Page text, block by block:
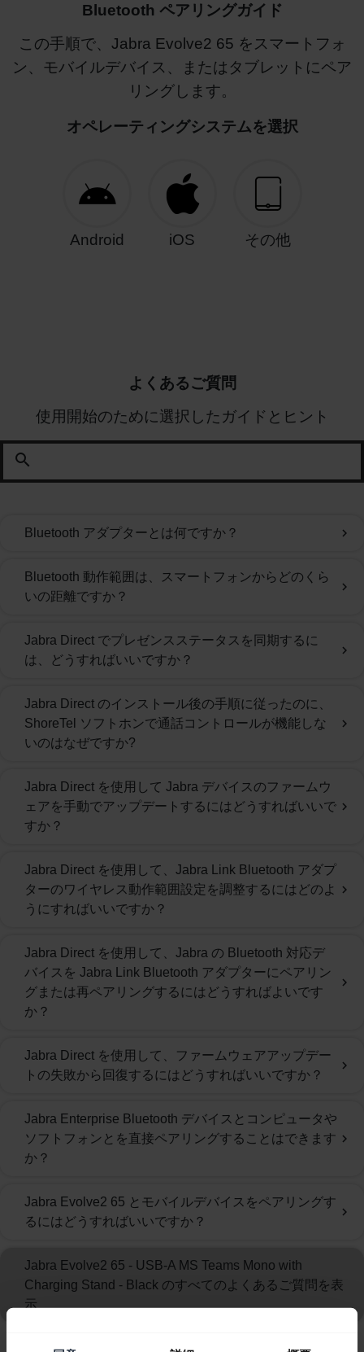
Bluetooth ペアリングガイド
この手順で、Jabra Evolve2 65 をスマートフォ
ン、モバイルデバイス、またはタブレットにペア
リングします。
オペレーティングシステムを選択
Android iOS その他
よくあるご質問
使用開始のために選択したガイドとヒント
search
Bluetooth アダプターとは何ですか？ chevron_right
Bluetooth 動作範囲は、スマートフォンからどのくら
いの距離ですか？
chevron_right
Jabra Direct でプレゼンスステータスを同期するに
は、どうすればいいですか？
chevron_right
Jabra Direct のインストール後の手順に従ったのに、
ShoreTel ソフトホンで通話コントロールが機能しな
いのはなぜですか?
chevron_right
Jabra Direct を使用して Jabra デバイスのファームウ
ェアを手動でアップデートするにはどうすればいいで
すか？
chevron_right
Jabra Direct を使用して、Jabra Link Bluetooth アダプ
ターのワイヤレス動作範囲設定を調整するにはどのよ
うにすればいいですか？
chevron_right
Jabra Direct を使用して、Jabra の Bluetooth 対応デ
バイスを Jabra Link Bluetooth アダプターにペアリン
グまたは再ペアリングするにはどうすればよいです
か？
chevron_right
Jabra Direct を使用して、ファームウェアアップデー
トの失敗から回復するにはどうすればいいですか？
chevron_right
Jabra Enterprise Bluetooth デバイスとコンピュータや
ソフトフォンとを直接ペアリングすることはできます
か？
chevron_right
Jabra Evolve2 65 とモバイルデバイスをペアリングす
るにはどうすればいいですか？
chevron_right
Jabra Evolve2 65 - USB-A MS Teams Mono with
Charging Stand - Black のすべてのよくあるご質問を表
示